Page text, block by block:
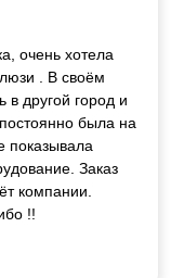
очень хотела
. В своём
в другой город и
была на
показывала
Заказ
компании.
!!